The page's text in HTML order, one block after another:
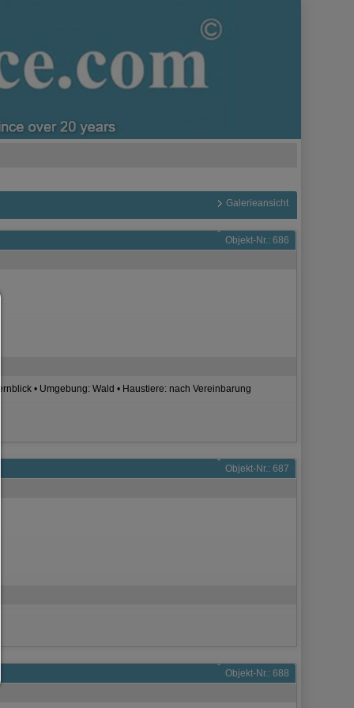
Galerieansicht
Objekt-Nr.: 686
• Umgebung: Wald • Haustiere: nach Vereinbarung
Objekt-Nr.: 687
Objekt-Nr.: 688
den Checkboxen angehakt haben.